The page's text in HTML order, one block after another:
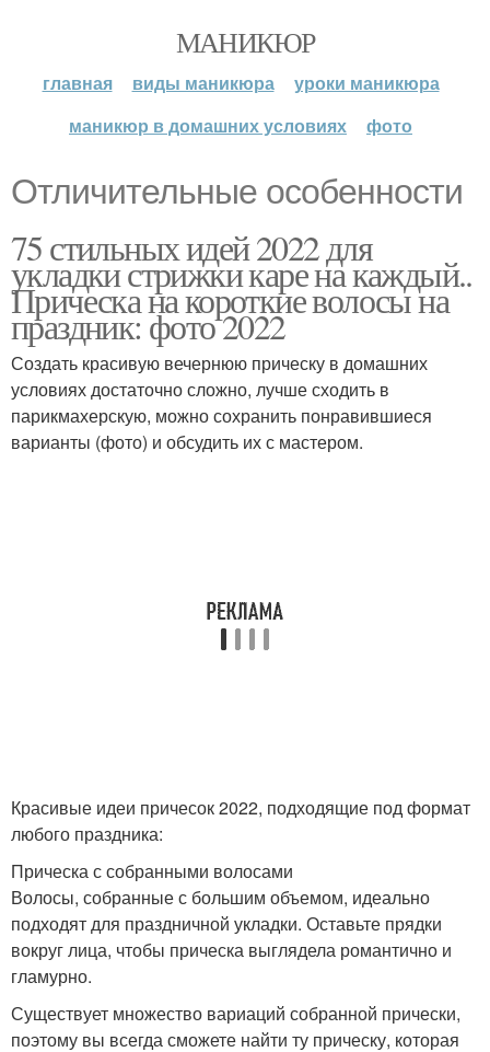
МАНИКЮР
главная виды маникюра
уроки маникюра
маникюр в домашних условиях
фото
Отличительные особенности
75 стильных идей 2022 для
укладки стрижки каре на каждый..
Прическа на короткие волосы на
праздник: фото 2022
Создать красивую вечернюю прическу в домашних
условиях достаточно сложно, лучше сходить в
парикмахерскую, можно сохранить понравившиеся
варианты (фото) и обсудить их с мастером.
Красивые идеи причесок 2022, подходящие под формат
любого праздника:
Прическа с собранными волосами
Волосы, собранные с большим объемом, идеально
подходят для праздничной укладки. Оставьте прядки
вокруг лица, чтобы прическа выглядела романтично и
гламурно.
Существует множество вариаций собранной прически,
поэтому вы всегда сможете найти ту прическу, которая